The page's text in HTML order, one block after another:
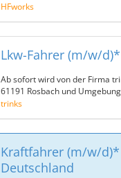
HFworks
Lkw-Fahrer (m/w/
Ab sofort wird von der Firma
61191 Rosbach und
trinks
Kraftfahrer (m/w/
Deutschland